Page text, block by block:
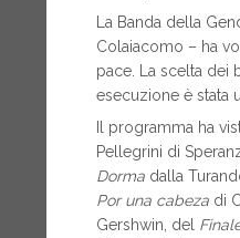
La Banda della
Colaiacomo – ha
pace. La scelta dei
esecuzione è stata
Il programma ha
Pellegrini di
Dorma dalla
Por una cabeza di
Gershwin, del